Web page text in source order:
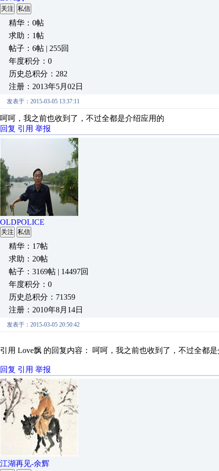
关注 私信
精华：0帖
求助：1帖
帖子：6帖 | 255回
年度积分：0
历史总积分：282
注册：2013年5月02日
发表于：2015-03-05 13:37:11
呵呵，我之前也收到了，不过全都是介绍应用的
回复 引用 举报
OLDPOLICE
关注 私信
精华：17帖
求助：20帖
帖子：3169帖 | 14497回
年度积分：0
历史总积分：71359
注册：2010年8月14日
发表于：2015-03-05 20:50:42
引用 Love飘 的回复内容： 呵呵，我之前也收到了，不过全都
回复 引用 举报
江湖再见-余辉